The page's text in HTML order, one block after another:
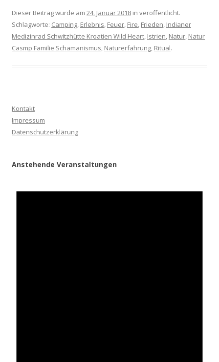
Dieser Beitrag wurde am 24. Januar 2018 in veröffentlicht.
Schlagworte: Camping, Erlebnis, Feuer, Fire, Frieden, Indianer
Medizinrad Schwitzhütte Kroatien Wild Heart, Istrien, Natur, Natur
Casmp Familie Schamanismus, Naturerfahrung, Ritual.
Kontakt
Impressum
Datenschutzerklärung
Anstehende Veranstaltungen